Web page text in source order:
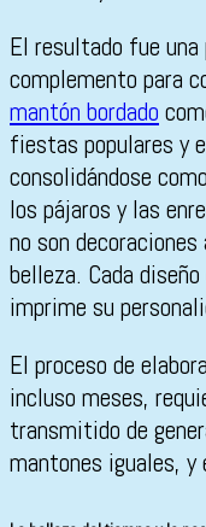
El resultado fue una
complemento para
mantón bordado
fiestas populares y
consolidándose
los pájaros y las
no son
belleza. Cada
imprime su
El proceso de
incluso meses,
transmitido de
mantones iguales, y